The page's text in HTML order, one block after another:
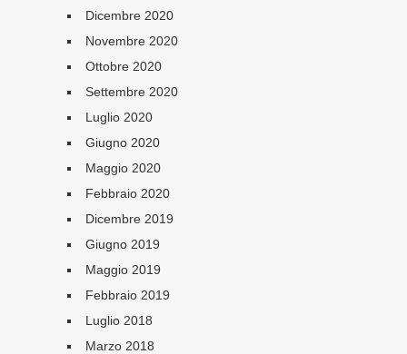
Dicembre 2020
Novembre 2020
Ottobre 2020
Settembre 2020
Luglio 2020
Giugno 2020
Maggio 2020
Febbraio 2020
Dicembre 2019
Giugno 2019
Maggio 2019
Febbraio 2019
Luglio 2018
Marzo 2018